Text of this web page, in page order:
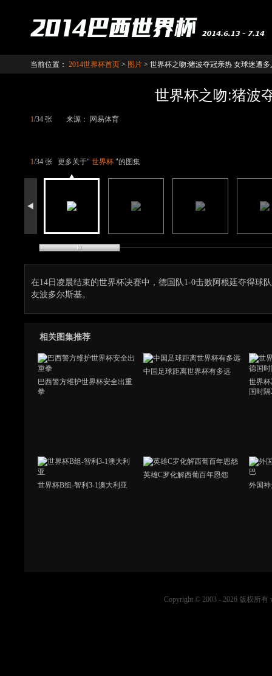
当前位置： 2014世界杯首页 > 图片 > 世界杯之吻:猪波夺冠亲热 女球迷遭多
世界杯之吻:猪波
1/34 张 来源： 网易体育
1/34 张 更多关于" 世界杯 "的图集
在14日凌晨结束的世界杯决赛中，德国队1-0击败阿根廷夺得球
友波多尔斯基。
相关图集推荐
巴西警方维护世界杯安全出重
拳
中国足球距离世界杯有多远
世界
国时
世界杯B组-智利3-1澳大利亚
英雄C罗化解西葡百年恩怨
外国
Copyright © 2003 - 2026 版权所有